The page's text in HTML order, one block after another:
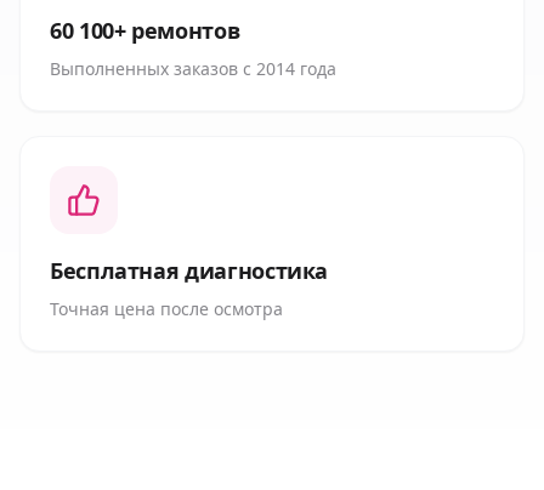
60 100+ ремонтов
Выполненных заказов с 2014 года
Бесплатная диагностика
Точная цена после осмотра